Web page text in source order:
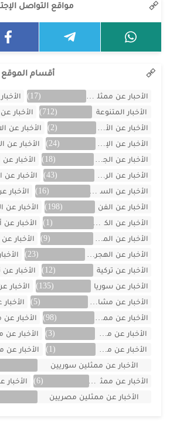
مواقع التواصل
أقسام الموقع
الأحبار عن ممثلين الخليج (17)
الأخبار المتنوعة
(712) الأخبار عن
الأخبار عن الأفلام
(2) الأخبار عن
الأخبار عن الإمارات
(24) الأخبار عن
الأخبار عن الجزائر
(18) الأخبار عن
الأخبار عن الرياضة
(43) الأخبار عن
الأخبار عن السيارات
(16) الأخبار
الأخبار عن الفن
(198) الأخبار
الأخبار عن الكويت
(1) الأخبار عن
الأخبار عن المسلسلات
(9) الأخبار
الأخبار عن الهجرة والسفر
(23)
الأخبار عن تركية
(12) الأخبار
الأخبار عن سوريا
(135) الأخبار
الأخبار عن مشاهر الهند
(5)
الأخبار عن ممثلين اتراك
(98) الأخبار عن
الأخبار عن ممثلين الأردن
(3) الأخبار عن
الأخبار عن ممثلين تونس
(1) الأخبار عن
الأخبار عن ممثلين سوريين
الأخبار عن ممثلين فلسطينين
(6) الأخبار
الأخبار عن ممثلين مصريين